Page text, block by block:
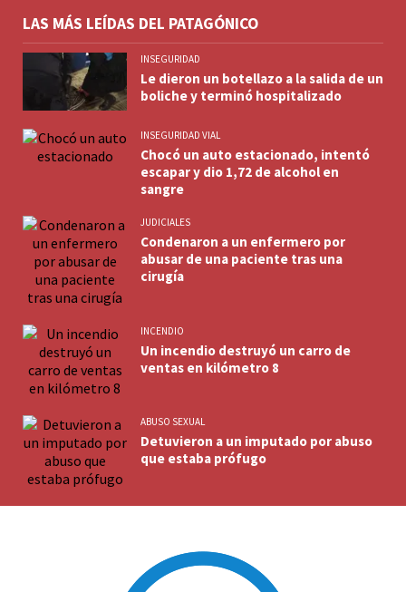
LAS MÁS LEÍDAS DEL PATAGÓNICO
INSEGURIDAD
Le dieron un botellazo a la salida de un
boliche y terminó hospitalizado
INSEGURIDAD VIAL
Chocó un auto estacionado, intentó
escapar y dio 1,72 de alcohol en
sangre
JUDICIALES
Condenaron a un enfermero por
abusar de una paciente tras una
cirugía
INCENDIO
Un incendio destruyó un carro de
ventas en kilómetro 8
ABUSO SEXUAL
Detuvieron a un imputado por abuso
que estaba prófugo